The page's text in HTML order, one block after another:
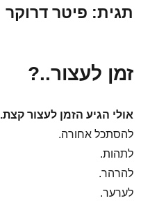
תגית: פיטר דרוקר
זמן לעצור..?
אולי הגיע הזמן לעצור קצת.
להסתכל אחורה.
לתהות.
להרהר.
לערער.